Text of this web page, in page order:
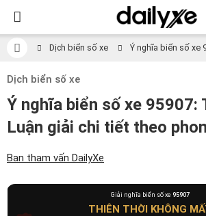
Dịch biển số xe Ý nghĩa biển số xe
Dịch biển số xe
Ý nghĩa biển số xe 95907:
Luận giải chi tiết theo
Ban tham vấn DailyXe
Giải nghĩa biển số xe 95907
THIÊN THỜI KHÔNG